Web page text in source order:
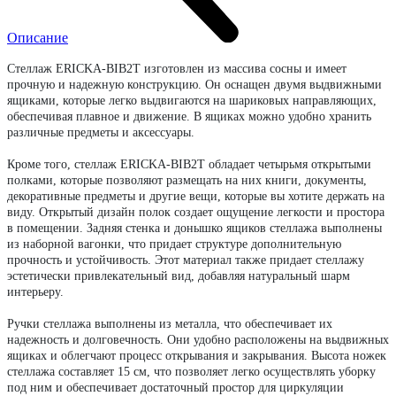
Описание
Стеллаж ERICKA-BIB2T изготовлен из массива сосны и имеет
прочную и надежную конструкцию. Он оснащен двумя выдвижными
ящиками, которые легко выдвигаются на шариковых направляющих,
обеспечивая плавное и движение. В ящиках можно удобно хранить
различные предметы и аксессуары.
Кроме того, стеллаж ERICKA-BIB2T обладает четырьмя открытыми
полками, которые позволяют размещать на них книги, документы,
декоративные предметы и другие вещи, которые вы хотите держать на
виду. Открытый дизайн полок создает ощущение легкости и простора
в помещении. Задняя стенка и донышко ящиков стеллажа выполнены
из наборной вагонки, что придает структуре дополнительную
прочность и устойчивость. Этот материал также придает стеллажу
эстетически привлекательный вид, добавляя натуральный шарм
интерьеру.
Ручки стеллажа выполнены из металла, что обеспечивает их
надежность и долговечность. Они удобно расположены на выдвижных
ящиках и облегчают процесс открывания и закрывания. Высота ножек
стеллажа составляет 15 см, что позволяет легко осуществлять уборку
под ним и обеспечивает достаточный простор для циркуляции